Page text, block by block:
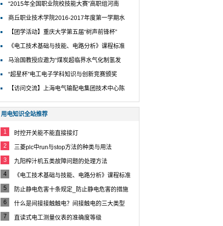
“2015年全国职业院校技能大赛”高职组河南
商丘职业技术学院2016-2017年度第一学期水
【团学活动】重庆大学第五届“树声前锋杯”
《电工技术基础与技能、电路分析》课程标准
马治国教授应邀为“煤炭超临界水气化制氢发
“超星杯”电工电子学科知识与创新竞赛颁奖
【访问交流】上海电气输配电集团技术中心陈
用电知识全站推荐
1
时控开关能不能直接接灯
2
三菱plc中run与stop方法的种类与用法
3
九阳榨汁机五类故障问题的处理方法
4
《电工技术基础与技能、电路分析》课程标准
5
防止静电危害十条规定_防止静电危害的措施
6
什么是间接接触触电？间接触电的三大类型
7
直读式电工测量仪表的准确度等级